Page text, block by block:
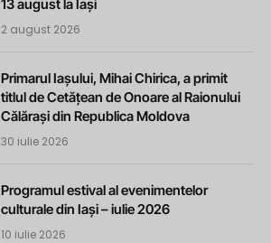
13 august la Iași
2 august 2026
Primarul Iașului, Mihai Chirica, a primit
titlul de Cetățean de Onoare al Raionului
Călărași din Republica Moldova
30 iulie 2026
Programul estival al evenimentelor
culturale din Iași – iulie 2026
10 iulie 2026